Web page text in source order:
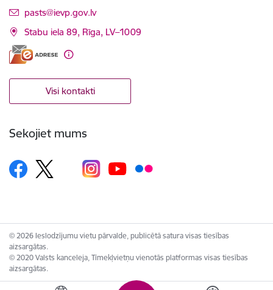
E-pasts:
pasts@ievp.gov.lv
Stabu iela 89, Rīga, LV–1009
Visi kontakti
Sekojiet mums
© 2026 Ieslodzījumu vietu pārvalde, publicētā satura visas tiesības
aizsargātas.
© 2020 Valsts kanceleja, Tīmekļvietņu vienotās platformas visas tiesības
aizsargātas.